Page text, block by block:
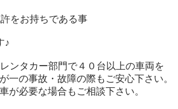
をお持ちである事
♪
ンタカー部門で４０台以上の車両を
一の事故・故障の際もご安心下さい。
が必要な場合もご相談下さい。